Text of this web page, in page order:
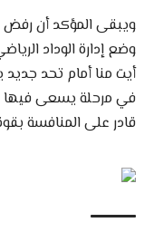
ويبقى المؤكد أن رفض
وضع إدارة الوداد
أيت منا أمام تحد جديد
في مرحلة يسعى فيها
قادر على المنافسة